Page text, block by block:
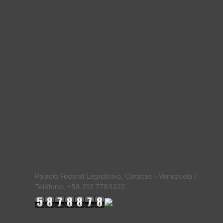
Palacio Federal Legislativo, Caracas - Venezuela /
Teléfono: +58 212 7783322